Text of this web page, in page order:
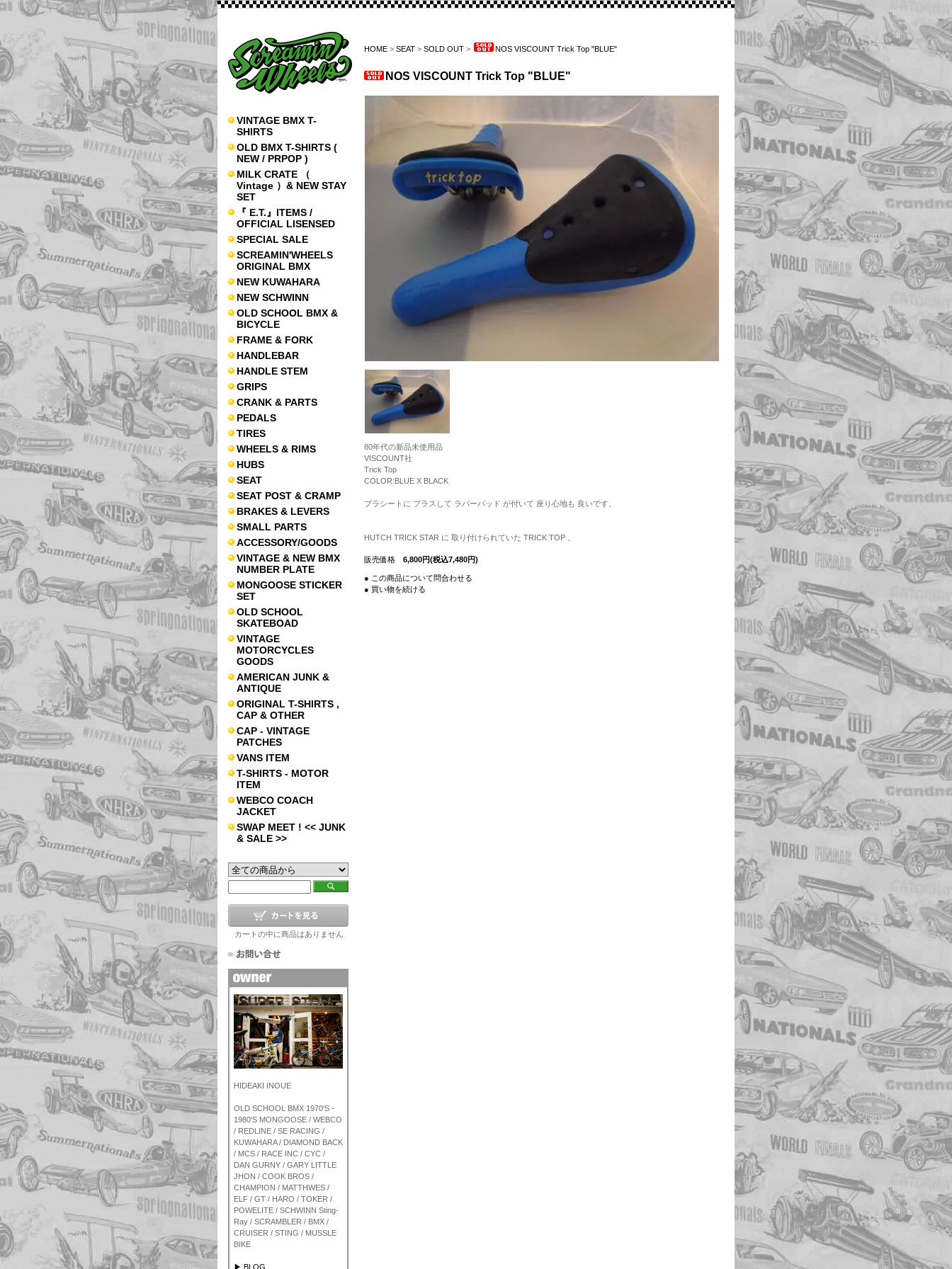
VINTAGE BMX T-
SHIRTS
OLD BMX T-SHIRTS (
NEW / PRPOP )
MILK CRATE （
Vintage ）& NEW STAY
SET
『 E.T.』ITEMS /
OFFICIAL LISENSED
SPECIAL SALE
SCREAMIN'WHEELS
ORIGINAL BMX
NEW KUWAHARA
NEW SCHWINN
OLD SCHOOL BMX &
BICYCLE
FRAME & FORK
HANDLEBAR
HANDLE STEM
GRIPS
CRANK & PARTS
PEDALS
TIRES
WHEELS & RIMS
HUBS
SEAT
SEAT POST & CRAMP
BRAKES & LEVERS
SMALL PARTS
ACCESSORY/GOODS
VINTAGE & NEW BMX
NUMBER PLATE
MONGOOSE STICKER
SET
OLD SCHOOL
SKATEBOAD
VINTAGE
MOTORCYCLES
GOODS
AMERICAN JUNK &
ANTIQUE
ORIGINAL T-SHIRTS ,
CAP & OTHER
CAP - VINTAGE
PATCHES
VANS ITEM
T-SHIRTS - MOTOR
ITEM
WEBCO COACH
JACKET
SWAP MEET ! << JUNK
& SALE >>
カートの中に商品はありません
HIDEAKI INOUE
OLD SCHOOL BMX 1970'S -
1980'S MONGOOSE / WEBCO
/ REDLINE / SE RACING /
KUWAHARA / DIAMOND BACK
/ MCS / RACE INC / CYC /
DAN GURNY / GARY LITTLE
JHON / COOK BROS /
CHAMPION / MATTHWES /
ELF / GT / HARO / TOKER /
POWELITE / SCHWINN Sting-
Ray / SCRAMBLER / BMX /
CRUISER / STING / MUSSLE
BIKE
▶ BLOG
HOME > SEAT > SOLD OUT > NOS VISCOUNT Trick Top "BLUE"
NOS VISCOUNT Trick Top "BLUE"
80年代の新品未使用品
VISCOUNT社
Trick Top
COLOR:BLUE X BLACK
プラシートに プラスして ラバーパッド が付いて 座り心地も 良いです。
HUTCH TRICK STAR に 取り付けられていた TRICK TOP 。
販売価格 6,800円(税込7,480円)
● この商品について問合わせる
● 買い物を続ける